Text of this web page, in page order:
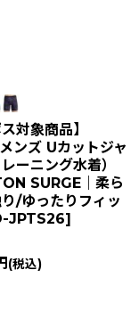
対象商品】
ンズ Uカットジャ
ーニング水着）
SURGE｜柔ら
/ゆったりフィッ
JPTS26]
(税込)